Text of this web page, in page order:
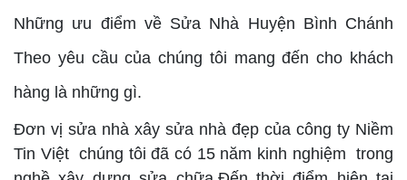
Những ưu điểm về Sửa Nhà Huyện Bình Chánh
Theo yêu cầu của chúng tôi mang đến cho khách
hàng là những gì.
Đơn vị sửa nhà xây sửa nhà đẹp của công ty Niềm
Tin Việt chúng tôi đã có 15 năm kinh nghiệm trong